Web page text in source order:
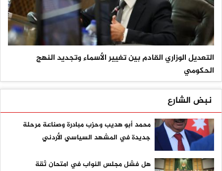
التعديل الوزاري القادم بين تغيير الأسماء وتجديد النهج
الحكومي
نبض الشارع
محمد أبو هديب وحزب مبادرة وصناعة مرحلة
جديدة في المشهد السياسي الأردني
هل فشل مجلس النواب في امتحان ثقة